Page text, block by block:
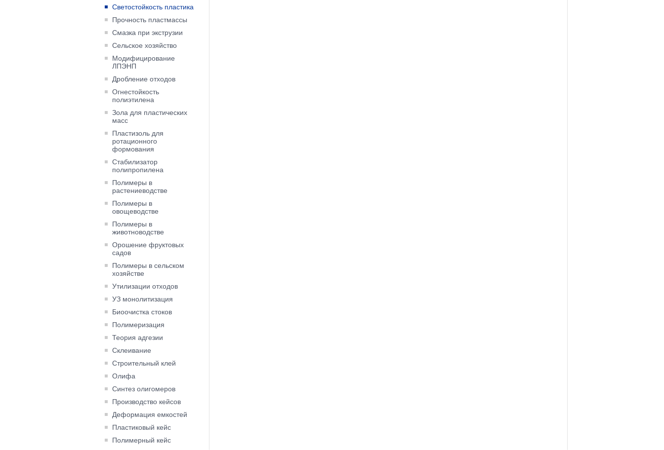
Светостойкость пластика
Прочность пластмассы
Смазка при экструзии
Сельское хозяйство
Модифицирование
ЛПЭНП
Дробление отходов
Огнестойкость
полиэтилена
Зола для пластических
масс
Пластизоль для
ротационного
формования
Cтабилизатор
полипропилена
Полимеры в
растениеводстве
Полимеры в
овощеводстве
Полимеры в
животноводстве
Орошение фруктовых
садов
Полимеры в сельском
хозяйстве
Утилизации отходов
УЗ монолитизация
Биоочистка стоков
Полимеризация
Теория адгезии
Склеивание
Строительный клей
Олифа
Синтез олигомеров
Производство кейсов
Деформация емкостей
Пластиковый кейс
Полимерный кейс